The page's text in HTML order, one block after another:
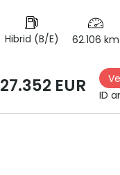
Hibrid (B/E) 62.106 km
27.352 EUR
ID